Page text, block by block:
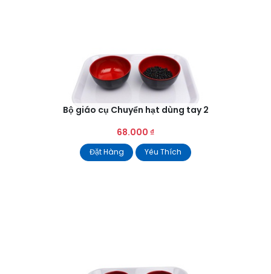
Bộ giáo cụ Chuyển hạt dùng tay 2
68.000 ₫
Đặt Hàng Yêu Thích